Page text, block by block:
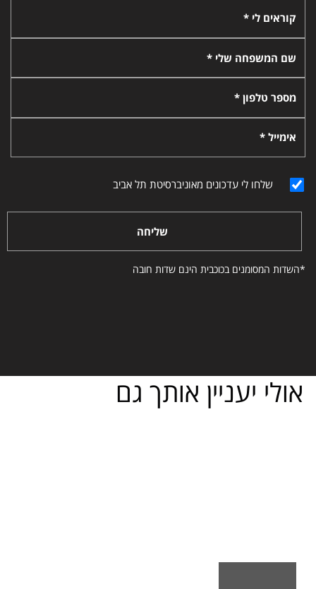
קוראים לי *
שם המשפחה שלי *
מספר טלפון *
אימייל *
שלחו לי עדכונים מאוניברסיטת תל אביב
שליחה
*השדות המסומנים בכוכבית הינם שדות חובה
אולי יעניין אותך גם